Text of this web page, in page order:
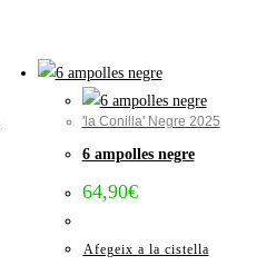
'la Conilla' Negre 2025
6 ampolles negre
64,90€
Afegeix a la cistella